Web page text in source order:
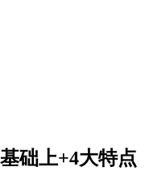
础上+4大特点